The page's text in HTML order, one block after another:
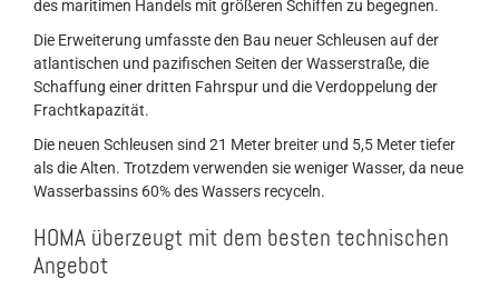
des maritimen Handels mit größeren Schiffen zu begegnen.
Die Erweiterung umfasste den Bau neuer Schleusen auf der
atlantischen und pazifischen Seiten der Wasserstraße, die
Schaffung einer dritten Fahrspur und die Verdoppelung der
Frachtkapazität.
Die neuen Schleusen sind 21 Meter breiter und 5,5 Meter tiefer
als die Alten. Trotzdem verwenden sie weniger Wasser, da neue
Wasserbassins 60% des Wassers recyceln.
HOMA überzeugt mit dem besten technischen
Angebot